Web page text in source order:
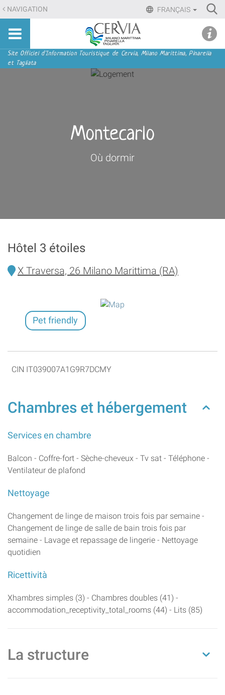
Aller
au
contenu.
Aller
à
FRANÇAIS
NAVIGATION
Sito
turistico
ufficiale
Cervia,
Navigation
Site Officiel d'Information Touristique de Cervia, Milano Marittima, Pinarella
et Tagliata
Montecarlo
Où dormir
Hôtel 3 étoiles
X Traversa, 26 Milano Marittima (RA)
Pet friendly
CIN IT039007A1G9R7DCMY
Chambres et hébergement
Services en chambre
Balcon - Coffre-fort - Sèche-cheveux - Tv sat - Téléphone -
Ventilateur de plafond
Nettoyage
Changement de linge de maison trois fois par semaine -
Changement de linge de salle de bain trois fois par
semaine - Lavage et repassage de lingerie - Nettoyage
quotidien
Ricettività
Xhambres simples (3) - Chambres doubles (41) -
accommodation_receptivity_total_rooms (44) - Lits (85)
La structure
menu